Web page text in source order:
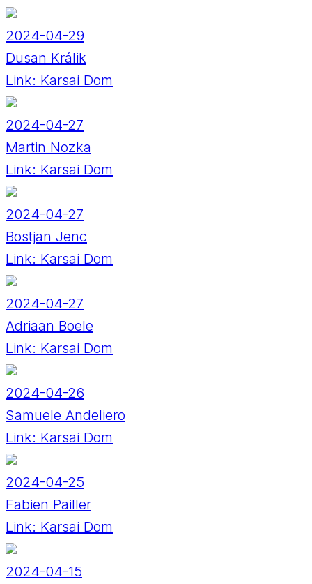
2024-04-29
Dusan Králik
Link: Karsai Dom
2024-04-27
Martin Nozka
Link: Karsai Dom
2024-04-27
Bostjan Jenc
Link: Karsai Dom
2024-04-27
Adriaan Boele
Link: Karsai Dom
2024-04-26
Samuele Andeliero
Link: Karsai Dom
2024-04-25
Fabien Pailler
Link: Karsai Dom
2024-04-15